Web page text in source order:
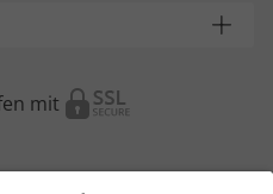
mit